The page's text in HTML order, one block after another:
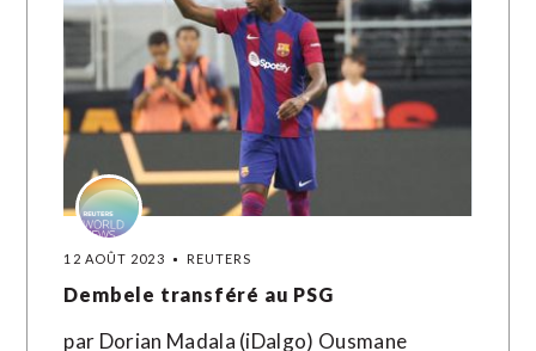
12 AOÛT 2023 REUTERS
Dembele transféré au PSG
par Dorian Madala (iDalgo) Ousmane